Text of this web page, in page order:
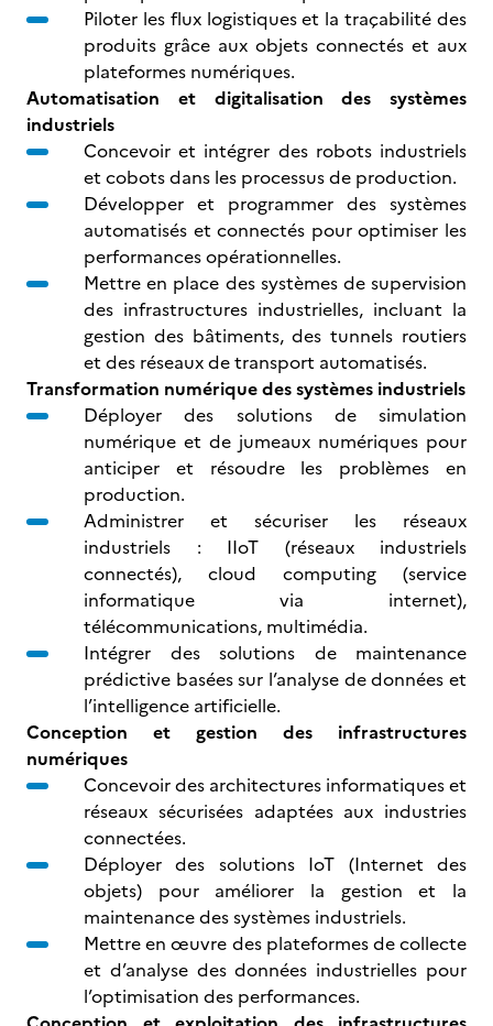
Piloter les flux logistiques et la traçabilité des
produits grâce aux objets connectés et aux
plateformes numériques.
Automatisation et digitalisation des systèmes
industriels
Concevoir et intégrer des robots industriels
et cobots dans les processus de production.
Développer et programmer des systèmes
automatisés et connectés pour optimiser les
performances opérationnelles.
Mettre en place des systèmes de supervision
des infrastructures industrielles, incluant la
gestion des bâtiments, des tunnels routiers
et des réseaux de transport automatisés.
Transformation numérique des systèmes industriels
Déployer des solutions de simulation
numérique et de jumeaux numériques pour
anticiper et résoudre les problèmes en
production.
Administrer et sécuriser les réseaux
industriels : IIoT (réseaux industriels
connectés), cloud computing (service
informatique via internet),
télécommunications, multimédia.
Intégrer des solutions de maintenance
prédictive basées sur l’analyse de données et
l’intelligence artificielle.
Conception et gestion des infrastructures
numériques
Concevoir des architectures informatiques et
réseaux sécurisées adaptées aux industries
connectées.
Déployer des solutions IoT (Internet des
objets) pour améliorer la gestion et la
maintenance des systèmes industriels.
Mettre en œuvre des plateformes de collecte
et d’analyse des données industrielles pour
l’optimisation des performances.